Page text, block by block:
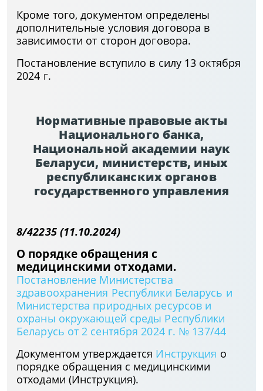
Кроме того, документом определены
дополнительные условия договора в
зависимости от сторон договора.
Постановление вступило в силу 13 октября
2024 г.
Нормативные правовые акты
Национального банка,
Национальной академии наук
Беларуси, министерств, иных
республиканских органов
государственного управления
8/42235 (11.10.2024)
О порядке обращения с
медицинскими отходами.
Постановление Министерства
здравоохранения Республики Беларусь и
Министерства природных ресурсов и
охраны окружающей среды Республики
Беларусь от 2 сентября 2024 г. № 137/44
Документом утверждается Инструкция о
порядке обращения с медицинскими
отходами (Инструкция).